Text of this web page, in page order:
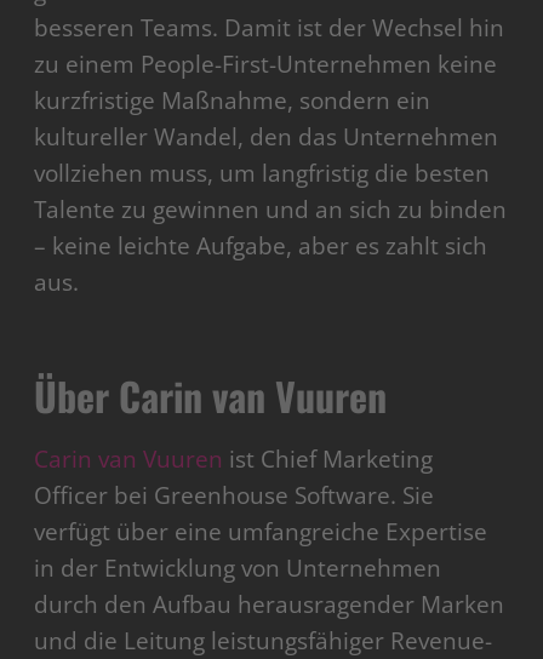
besseren Teams. Damit ist der Wechsel hin
zu einem People-First-Unternehmen keine
kurzfristige Maßnahme, sondern ein
kultureller Wandel, den das Unternehmen
vollziehen muss, um langfristig die besten
Talente zu gewinnen und an sich zu binden
– keine leichte Aufgabe, aber es zahlt sich
aus.
Über Carin van Vuuren
Carin van Vuuren ist Chief Marketing
Officer bei Greenhouse Software. Sie
verfügt über eine umfangreiche Expertise
in der Entwicklung von Unternehmen
durch den Aufbau herausragender Marken
und die Leitung leistungsfähiger Revenue-